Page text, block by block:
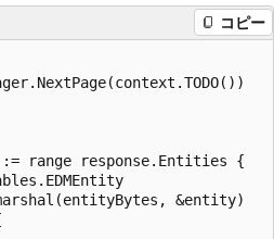
コピー
range response.Entities {
&entity)